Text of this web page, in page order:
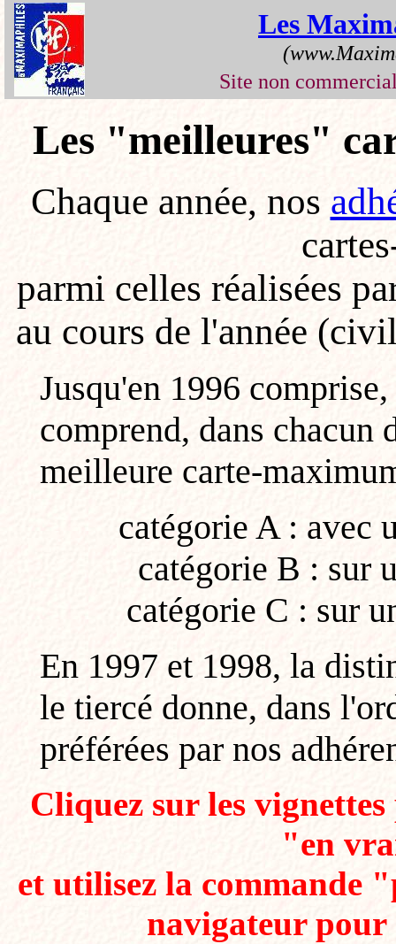
Les
Site non
Les "meilleures"
Chaque année, nos
parmi celles réalisées
au cours de l'année
Jusqu'en 1996
comprend, dans chacun
meilleure carte-
catégorie A : avec
catégorie B : sur
catégorie C : sur
En 1997 et 1998, la
le tiercé donne, dans
préférées par nos
Cliquez sur les
"en
et utilisez la commande
navigateur pour